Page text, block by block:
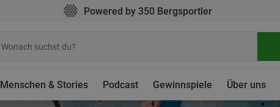
Powered by 350 Bergsportler
Menschen & Stories Podcast Gewinnspiele Über uns